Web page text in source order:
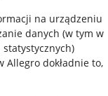
na urządzeniu
danych (w tym w
Allegro dokładnie to,